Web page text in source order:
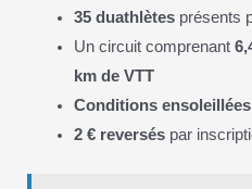
35 duathlètes présents
Un circuit comprenant
km de VTT
Conditions ensoleillées
2 € reversés par